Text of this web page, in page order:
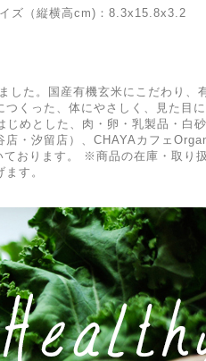
ズ（縦横高cm)：8.3x15.8x3.2
した。国産有機玄米にこだわり、
くった、体にやさしく、見た目
めとした、肉・卵・乳製品・白
・汐留店）、CHAYAカフェ
おります。 ※商品の在庫・取り
す。